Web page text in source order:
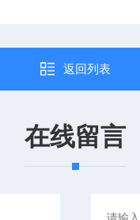
返回列表
在线留言